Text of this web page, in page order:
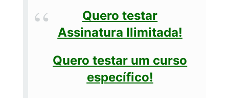
Quero testar
Assinatura Ilimitada!
Quero testar um curso
específico!